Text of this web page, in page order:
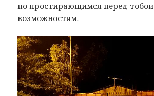
по простирающимся перед тобой
возможностям.